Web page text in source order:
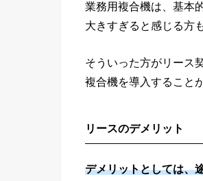
業務用複合機は、基本
大きすぎると感じる方
そういった方がリース
複合機を導入すること
リースのデメリット
デメリットとしては、